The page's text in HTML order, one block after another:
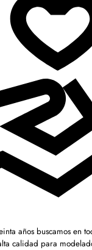
años buscamos en
calidad para